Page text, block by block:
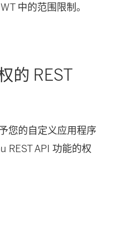
中的范围限制。
的 REST
您的自定义应用程序
REST API 功能的权